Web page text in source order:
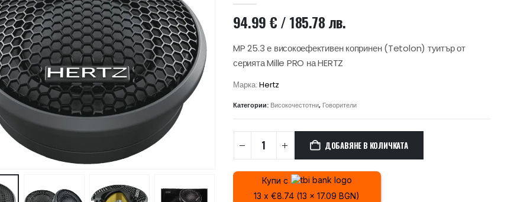
94.99€/ 185.78 лв.
MP 25.3 е високоефективен копринен (Tetolon) туитър от
серията Mille PRO на HERTZ
Марка: Hertz
Категории: Високочестотни, Говорители
ДОБАВЯНЕ В КОЛИЧКАТА
Купи с
13 x €8.74 (13 x 17.09 BGN)